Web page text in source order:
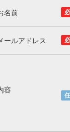
名前
ールアドレス
容